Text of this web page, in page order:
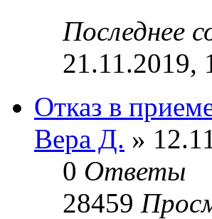
Последнее
21.11.2019,
Отказ в
Вера Д. »
0 Ответы
28459